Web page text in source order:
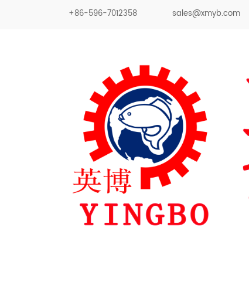
+86-596-7012358 sales@xmyb.com